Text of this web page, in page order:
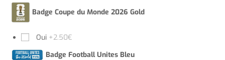
Badge Coupe du Monde 2026 Gold
Oui +2.50€
Badge Football Unites Bleu